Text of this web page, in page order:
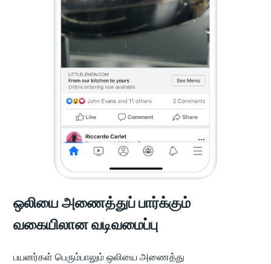
ஒலியை அணைத்துப் பார்க்கும்
வகையிலான வடிவமைப்பு
பயனர்கள் பெரும்பாலும் ஒலியை அணைத்து